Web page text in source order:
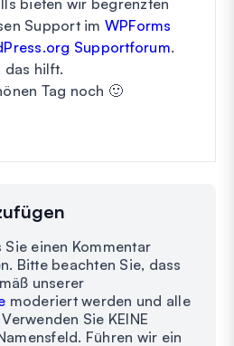
bieten wir begrenzten
Support im WPForms
Supportforum.
das hilft.
Tag noch 🙂
einen Kommentar
Bitte beachten Sie, dass
unserer
moderiert werden und alle
Sie KEINE
Führen wir ein